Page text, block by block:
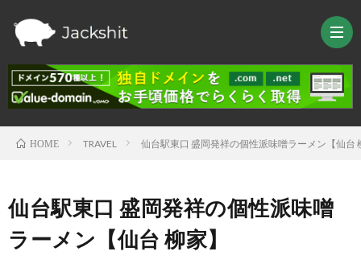
HOME TRAVEL 仙台駅東口 盛岡発祥の個性派味噌ラーメン【仙台
仙台駅東口 盛岡発祥の個性派味噌
ラーメン【仙台 柳家】